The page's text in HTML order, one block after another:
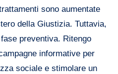
sono aumentate
della Giustizia. Tuttavia,
preventiva. Ritengo
informative per
sociale e stimolare un